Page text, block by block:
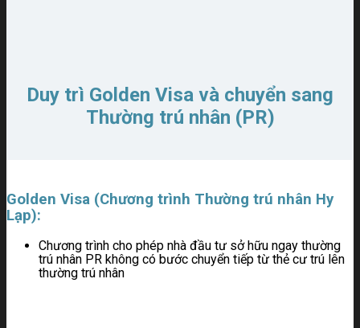
Duy trì Golden Visa và chuyển sang
Thường trú nhân (PR)
Golden Visa (Chương trình Thường trú nhân Hy
Lạp):
Chương trình cho phép nhà đầu tư sở hữu ngay thường
trú nhân PR không có bước chuyển tiếp từ thẻ cư trú lên
thường trú nhân